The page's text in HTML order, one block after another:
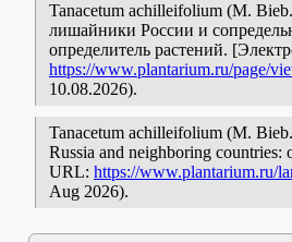
Tanacetum achilleifolium (M.
лишайники России и
определитель растений.
https://www.plantarium.ru/page/
10.08.2026).
Tanacetum achilleifolium (M.
Russia and neighboring
URL: https://www.plantarium.ru/
Aug 2026).